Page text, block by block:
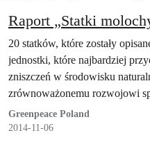
Raport „Statki
20 statków, które zostały
jednostki, które najbardziej
zniszczeń w środowisku
zrównoważonemu rozwojowi
Europie i na świecie. Wszystkie
Unią Europejską poprzez
Greenpeace Poland
2014-11-06